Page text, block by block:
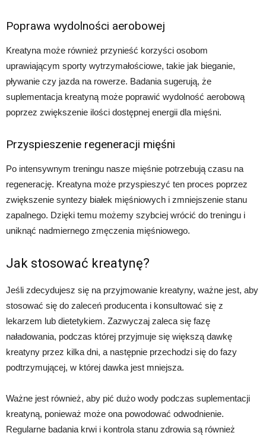
Poprawa wydolności aerobowej
Kreatyna może również przynieść korzyści osobom
uprawiającym sporty wytrzymałościowe, takie jak bieganie,
pływanie czy jazda na rowerze. Badania sugerują, że
suplementacja kreatyną może poprawić wydolność aerobową
poprzez zwiększenie ilości dostępnej energii dla mięśni.
Przyspieszenie regeneracji mięśni
Po intensywnym treningu nasze mięśnie potrzebują czasu na
regenerację. Kreatyna może przyspieszyć ten proces poprzez
zwiększenie syntezy białek mięśniowych i zmniejszenie stanu
zapalnego. Dzięki temu możemy szybciej wrócić do treningu i
uniknąć nadmiernego zmęczenia mięśniowego.
Jak stosować kreatynę?
Jeśli zdecydujesz się na przyjmowanie kreatyny, ważne jest, aby
stosować się do zaleceń producenta i konsultować się z
lekarzem lub dietetykiem. Zazwyczaj zaleca się fazę
naładowania, podczas której przyjmuje się większą dawkę
kreatyny przez kilka dni, a następnie przechodzi się do fazy
podtrzymującej, w której dawka jest mniejsza.
Ważne jest również, aby pić dużo wody podczas suplementacji
kreatyną, ponieważ może ona powodować odwodnienie.
Regularne badania krwi i kontrola stanu zdrowia są również